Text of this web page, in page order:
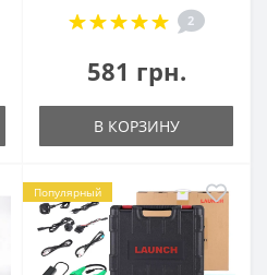
2
581 грн.
В КОРЗИНУ
Популярный